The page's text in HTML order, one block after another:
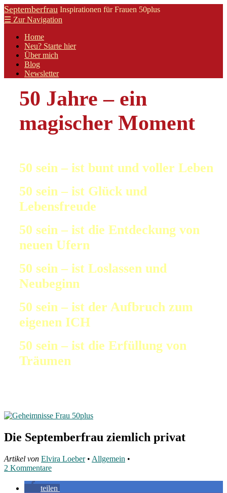
Septemberfrau Inspirationen für Frauen 50plus
☰ Zur Navigation
Home
Neu? Starte hier
Über mich
Blog
Newsletter
50 Jahre – ein
magischer Moment
50 sein – ist bunt und voller Leben
50 sein – ist Glück und
Lebensfreude
50 sein – ist die Entdeckung von
neuen Ufern
50 sein – ist Loslassen und
Neubeginn
50 sein – ist der Aufbruch zum
eigenen ICH
50 sein – ist die Erfüllung von
Träumen
Die Septemberfrau ziemlich privat
Artikel von Elvira Loeber• Allgemein •
2 Kommentare
teilen